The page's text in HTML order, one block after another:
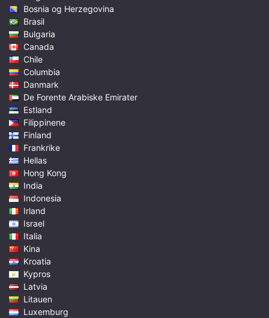
Bosnia og Herzegovina
Brasil
Bulgaria
Canada
Chile
Columbia
Danmark
De Forente Arabiske Emirater
Estland
Filippinene
Finland
Frankrike
Hellas
Hong Kong
India
Indonesia
Irland
Israel
Italia
Kina
Kroatia
Kypros
Latvia
Litauen
Luxemburg